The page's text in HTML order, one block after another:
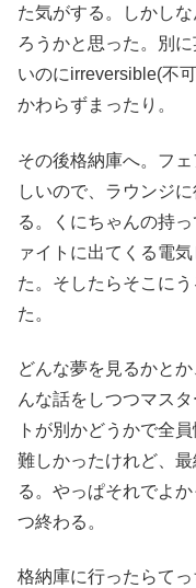
た気がする。しかし
ろうかと思った。別
いのにirreversible(不
かわらずまったり。
その後格納庫へ。フ
しいので、ラウンジ
る。くにちゃんの持
ァイトに出てくる電
た。そしたらそこに
た。
どんな夢を見るかと
んな話をしつつマス
トが別かどうかで全
難しかったけれど、
る。やっぱそれでよ
つ終わる。
格納庫に行ったらて